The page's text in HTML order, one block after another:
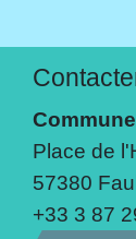
Place de
57380
+33 3 87